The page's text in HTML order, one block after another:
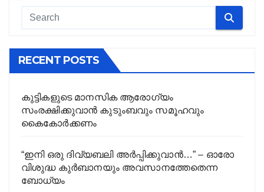
RECENT POSTS
കുട്ടികളുടെ മാനസിക ആരോഗ്യം
സംരക്ഷിക്കുവാൻ കുടുംബവും സമൂഹവും
കൈകോർക്കണം
“ഇനി ഒരു ദിവ്യബലി അർപ്പിക്കുവാൻ…” – ഓരോ
വിശുദ്ധ കുർബാനയും അവസാനത്തേതെന്ന
ബോധ്യം